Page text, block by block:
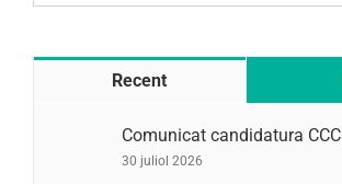
for:
Recent
Comunicat candidatura
30 juliol 2026